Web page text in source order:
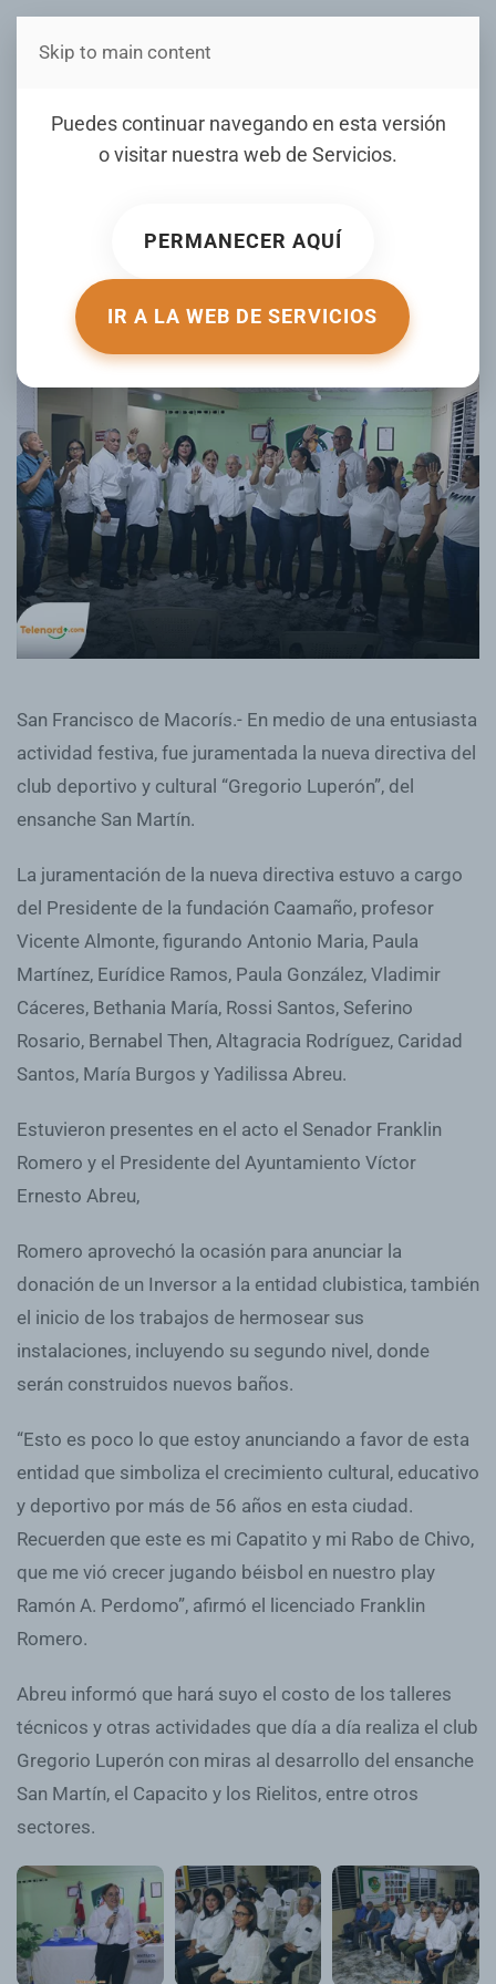
Estás en Telenord Medios
Puedes continuar navegando en esta versión
o visitar nuestra web de Servicios.
PERMANECER AQUÍ
IR A LA WEB DE SERVICIOS
Skip to main content
Juramentan nueva
directiva del Club deportivo
ESCRITO POR TELENORD.COM EL
. PUBLICADO EN
GALERIA
San Francisco de Macorís.- En medio de una entusiasta
actividad festiva, fue juramentada la nueva directiva del
club deportivo y cultural “Gregorio Luperón”, del
ensanche San Martín.
La juramentación de la nueva directiva estuvo a cargo
del Presidente de la fundación Caamaño, profesor
Vicente Almonte, figurando Antonio Maria, Paula
Martínez, Eurídice Ramos, Paula González, Vladimir
Cáceres, Bethania María, Rossi Santos, Seferino
Rosario, Bernabel Then, Altagracia Rodríguez, Caridad
Santos, María Burgos y Yadilissa Abreu.
Estuvieron presentes en el acto el Senador Franklin
Romero y el Presidente del Ayuntamiento Víctor
Ernesto Abreu,
Romero aprovechó la ocasión para anunciar la
donación de un Inversor a la entidad clubistica, también
el inicio de los trabajos de hermosear sus
instalaciones, incluyendo su segundo nivel, donde
serán construidos nuevos baños.
“Esto es poco lo que estoy anunciando a favor de esta
entidad que simboliza el crecimiento cultural, educativo
y deportivo por más de 56 años en esta ciudad.
Recuerden que este es mi Capatito y mi Rabo de Chivo,
que me vió crecer jugando béisbol en nuestro play
Ramón A. Perdomo”, afirmó el licenciado Franklin
Romero.
Abreu informó que hará suyo el costo de los talleres
técnicos y otras actividades que día a día realiza el club
Gregorio Luperón con miras al desarrollo del ensanche
San Martín, el Capacito y los Rielitos, entre otros
sectores.